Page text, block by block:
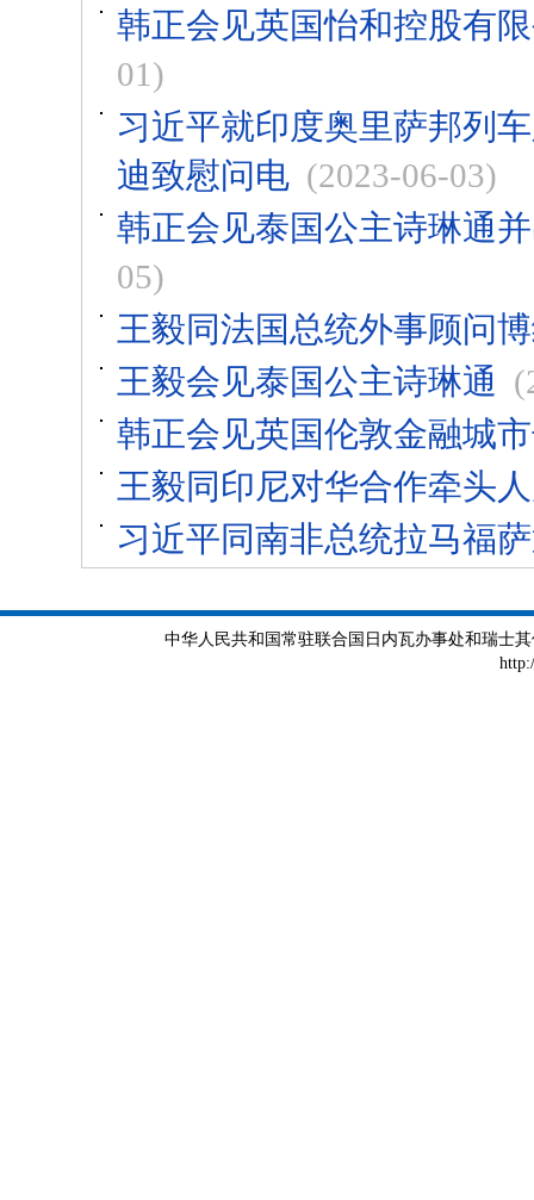
韩正会见英国怡和控股有
01)
习近平就印度奥里萨邦列
迪致慰问电 (2023-06-03)
韩正会见泰国公主诗琳通
05)
王毅同法国总统外事顾问
王毅会见泰国公主诗琳通
韩正会见英国伦敦金融城
王毅同印尼对华合作牵头
习近平同南非总统拉马福
中华人民共和国常驻联合国日内瓦办事处和瑞士